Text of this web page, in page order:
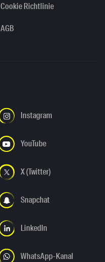
Cookie Richtlinie
AGB
Instagram
YouTube
X (Twitter)
Snapchat
LinkedIn
WhatsApp-Kanal